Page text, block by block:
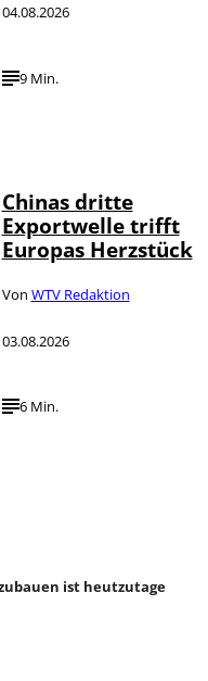
04.08.2026
9 Min.
Chinas dritte
Exportwelle trifft
Europas Herzstück
Von WTV Redaktion
03.08.2026
6 Min.
ist heutzutage